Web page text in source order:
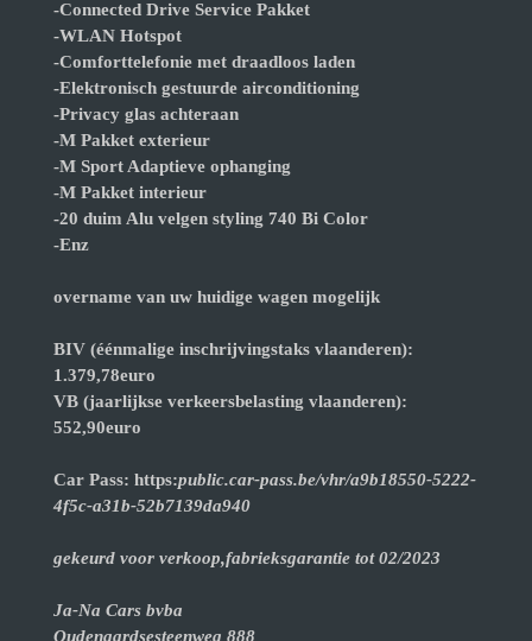
-Connected Drive Service Pakket
-WLAN Hotspot
-Comforttelefonie met draadloos laden
-Elektronisch gestuurde airconditioning
-Privacy glas achteraan
-M Pakket exterieur
-M Sport Adaptieve ophanging
-M Pakket interieur
-20 duim Alu velgen styling 740 Bi Color
-Enz
overname van uw huidige wagen mogelijk
BIV (éénmalige inschrijvingstaks vlaanderen):
1.379,78euro
VB (jaarlijkse verkeersbelasting vlaanderen):
552,90euro
Car Pass: https:public.car-pass.be/vhr/a9b18550-5222-
4f5c-a31b-52b7139da940
gekeurd voor verkoop,fabrieksgarantie tot 02/2023
Ja-Na Cars bvba
Oudenaardsesteenweg 888